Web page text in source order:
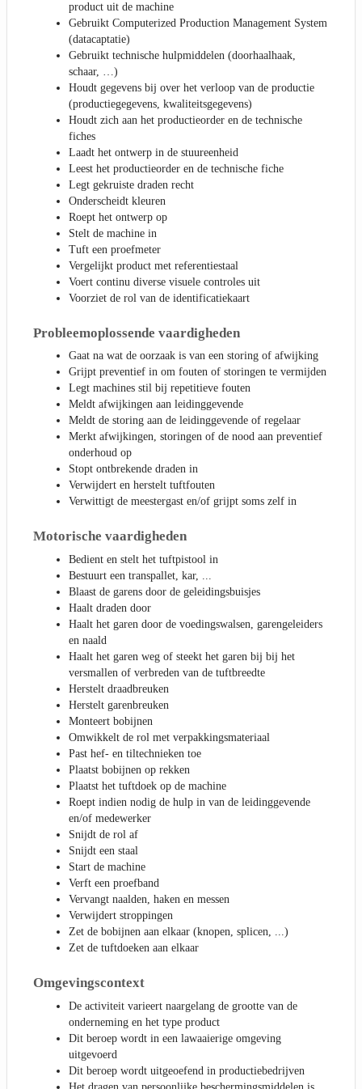
product uit de machine
Gebruikt Computerized Production Management System
(datacaptatie)
Gebruikt technische hulpmiddelen (doorhaalhaak,
schaar, …)
Houdt gegevens bij over het verloop van de productie
(productiegegevens, kwaliteitsgegevens)
Houdt zich aan het productieorder en de technische
fiches
Laadt het ontwerp in de stuureenheid
Leest het productieorder en de technische fiche
Legt gekruiste draden recht
Onderscheidt kleuren
Roept het ontwerp op
Stelt de machine in
Tuft een proefmeter
Vergelijkt product met referentiestaal
Voert continu diverse visuele controles uit
Voorziet de rol van de identificatiekaart
Probleemoplossende vaardigheden
Gaat na wat de oorzaak is van een storing of afwijking
Grijpt preventief in om fouten of storingen te vermijden
Legt machines stil bij repetitieve fouten
Meldt afwijkingen aan leidinggevende
Meldt de storing aan de leidinggevende of regelaar
Merkt afwijkingen, storingen of de nood aan preventief
onderhoud op
Stopt ontbrekende draden in
Verwijdert en herstelt tuftfouten
Verwittigt de meestergast en/of grijpt soms zelf in
Motorische vaardigheden
Bedient en stelt het tuftpistool in
Bestuurt een transpallet, kar, ...
Blaast de garens door de geleidingsbuisjes
Haalt draden door
Haalt het garen door de voedingswalsen, garengeleiders
en naald
Haalt het garen weg of steekt het garen bij bij het
versmallen of verbreden van de tuftbreedte
Herstelt draadbreuken
Herstelt garenbreuken
Monteert bobijnen
Omwikkelt de rol met verpakkingsmateriaal
Past hef- en tiltechnieken toe
Plaatst bobijnen op rekken
Plaatst het tuftdoek op de machine
Roept indien nodig de hulp in van de leidinggevende
en/of medewerker
Snijdt de rol af
Snijdt een staal
Start de machine
Verft een proefband
Vervangt naalden, haken en messen
Verwijdert stroppingen
Zet de bobijnen aan elkaar (knopen, splicen, ...)
Zet de tuftdoeken aan elkaar
Omgevingscontext
De activiteit varieert naargelang de grootte van de
onderneming en het type product
Dit beroep wordt in een lawaaierige omgeving
uitgevoerd
Dit beroep wordt uitgeoefend in productiebedrijven